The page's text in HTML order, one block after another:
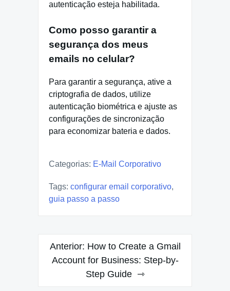
autenticação esteja habilitada.
Como posso garantir a
segurança dos meus
emails no celular?
Para garantir a segurança, ative a
criptografia de dados, utilize
autenticação biométrica e ajuste as
configurações de sincronização
para economizar bateria e dados.
Categorias: E-Mail Corporativo
Tags: configurar email corporativo,
guia passo a passo
Navegação
Anterior: How to Create a Gmail
Account for Business: Step-by-
Step Guide